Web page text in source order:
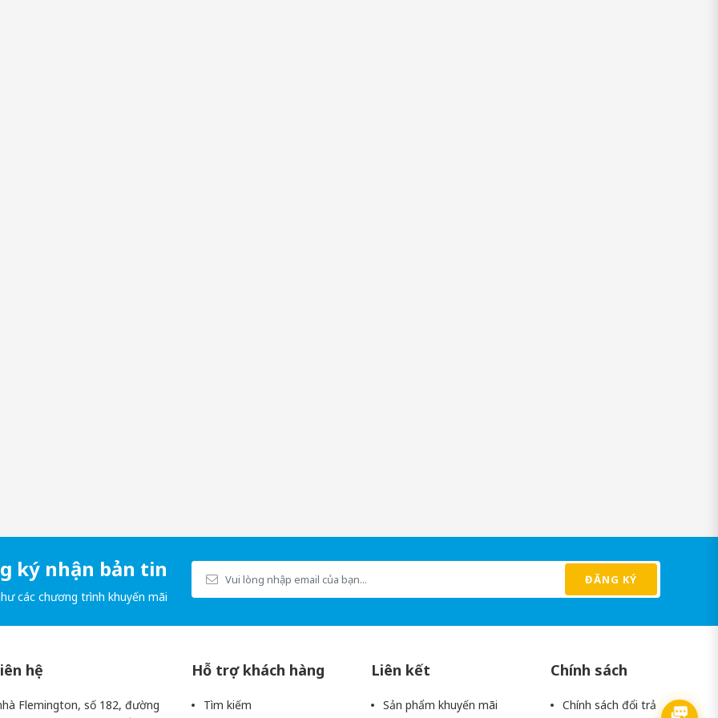
trí nhớ, giảm thiểu các biểu hiện của lão hóa não bộ.
nhớ, giảm thiểu nguy cơ mắc các bệnh về não bộ.
3 thiết yếu cho sự phát triển và hoạt động của não bộ.
tuần hoàn máu não.
ký nhận bản tin
các chương trình khuyến mãi
ĐĂNG KÝ
hệ
Flemington, số 182, đường
Hỗ trợ khách hàng
Tìm kiếm
Liên kết
Sản phẩm khuyến mãi
Chính sách
Chính sách đổi trả